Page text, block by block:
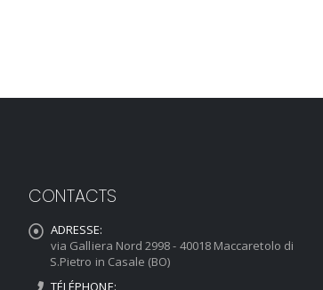
CONTACTS
ADRESSE:
via Galliera Nord 2998 - 40018 Maccaretolo di
S.Pietro in Casale (BO)
TÉLÉPHONE: